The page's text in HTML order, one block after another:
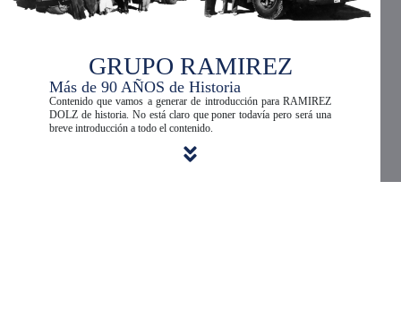
GRUPO RAMIREZ
Más de 90 AÑOS de Historia
Contenido que vamos a generar de introducción para RAMIREZ
DOLZ de historia. No está claro que poner todavía pero será una
breve introducción a todo el contenido.